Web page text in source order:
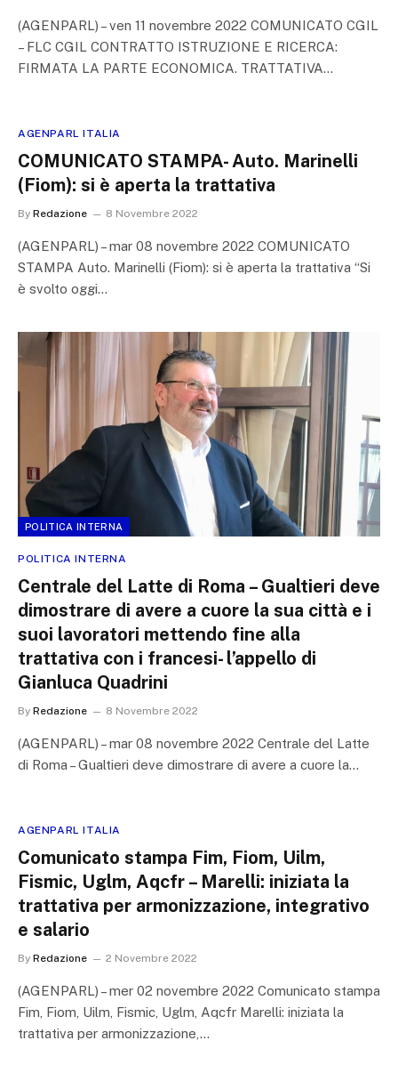
(AGENPARL) – ven 11 novembre 2022 COMUNICATO CGIL
– FLC CGIL CONTRATTO ISTRUZIONE E RICERCA:
FIRMATA LA PARTE ECONOMICA. TRATTATIVA…
AGENPARL ITALIA
COMUNICATO STAMPA- Auto. Marinelli
(Fiom): si è aperta la trattativa
By Redazione 8 Novembre 2022
(AGENPARL) – mar 08 novembre 2022 COMUNICATO
STAMPA Auto. Marinelli (Fiom): si è aperta la trattativa “Si
è svolto oggi…
POLITICA INTERNA
POLITICA INTERNA
Centrale del Latte di Roma – Gualtieri deve
dimostrare di avere a cuore la sua città e i
suoi lavoratori mettendo fine alla
trattativa con i francesi- l’appello di
Gianluca Quadrini
By Redazione 8 Novembre 2022
(AGENPARL) – mar 08 novembre 2022 Centrale del Latte
di Roma – Gualtieri deve dimostrare di avere a cuore la…
AGENPARL ITALIA
Comunicato stampa Fim, Fiom, Uilm,
Fismic, Uglm, Aqcfr – Marelli: iniziata la
trattativa per armonizzazione, integrativo
e salario
By Redazione 2 Novembre 2022
(AGENPARL) – mer 02 novembre 2022 Comunicato stampa
Fim, Fiom, Uilm, Fismic, Uglm, Aqcfr Marelli: iniziata la
trattativa per armonizzazione,…